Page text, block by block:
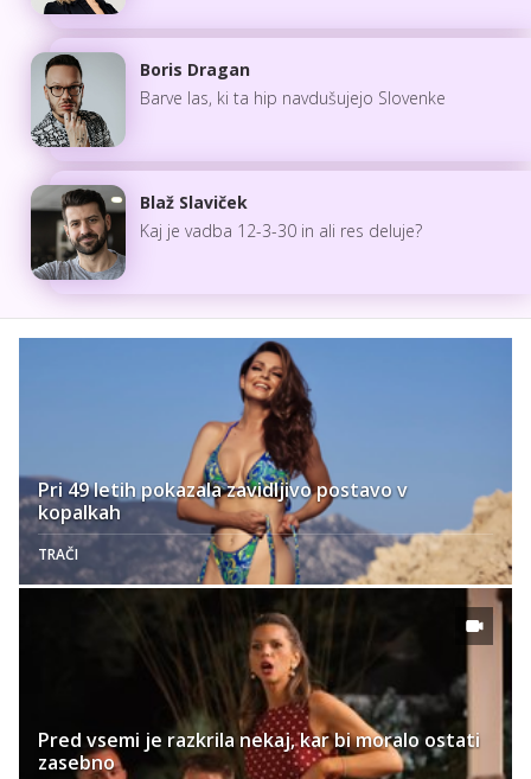
Boris Dragan
Barve las, ki ta hip navdušujejo Slovenke
Blaž Slaviček
Kaj je vadba 12-3-30 in ali res deluje?
Pri 49 letih pokazala zavidljivo postavo v
kopalkah
TRAČI
Pred vsemi je razkrila nekaj, kar bi moralo ostati
zasebno